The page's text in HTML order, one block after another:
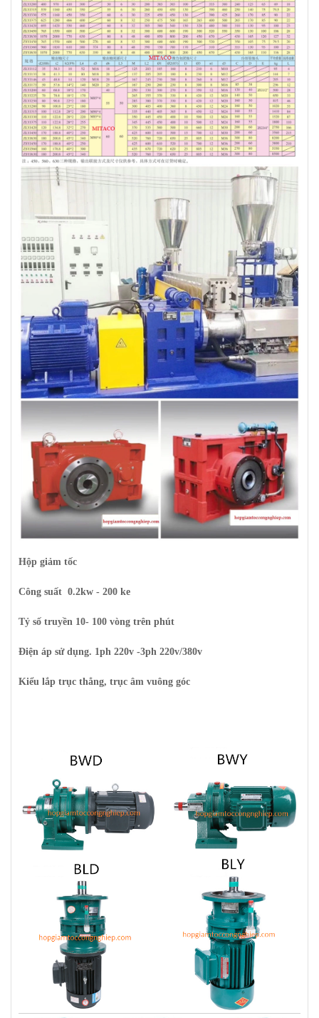
Hộp giảm tốc
Công suất 0.2kw - 200 ke
Tỷ số truyền 10- 100 vòng trên phút
Điện áp sử dụng. 1ph 220v -3ph 220v/380v
Kiểu lắp trục thẳng, trục âm vuông góc